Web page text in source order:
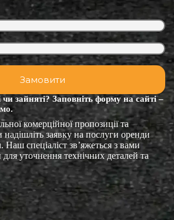
чи зайняті? Заповніть форму на сайті –
комерційної пропозиції та
заявку на послуги оренди
Наш спеціаліст зв’яжеться з вами
уточнення технічних деталей та